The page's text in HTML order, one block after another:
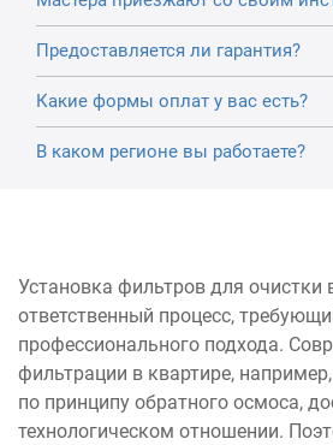
Предоставляется ли гарантия?
Какие формы оплат у вас есть?
В каком регионе вы работаете?
Установка фильтров для очистки
ответственный процесс,
профессионального подхода.
фильтрации в квартире,
по принципу обратного осмоса,
технологическом отношении.